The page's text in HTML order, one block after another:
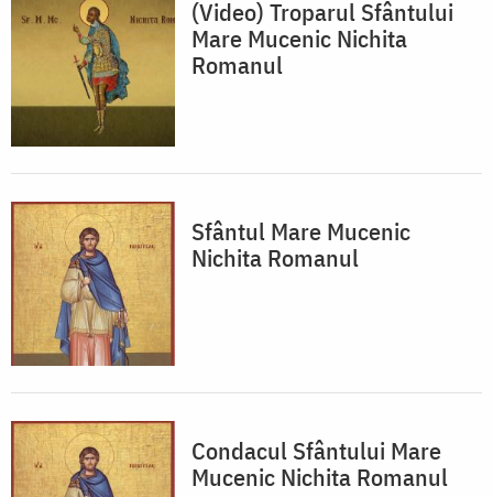
(Video) Troparul Sfântului
Mare Mucenic Nichita
Romanul
Sfântul Mare Mucenic
Nichita Romanul
Condacul Sfântului Mare
Mucenic Nichita Romanul